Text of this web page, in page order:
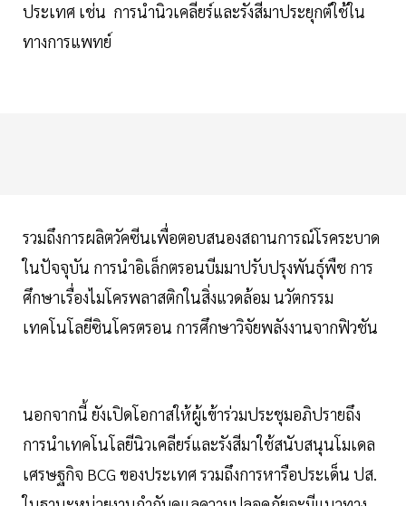
ประเทศ เช่น การนำนิวเคลียร์และรังสีมาประยุกต์ใช้ใน
ทางการแพทย์
รวมถึงการผลิตวัคซีนเพื่อตอบสนองสถานการณ์โรคระบาด
ในปัจจุบัน การนำอิเล็กตรอนบีมมาปรับปรุงพันธุ์พืช การ
ศึกษาเรื่องไมโครพลาสติกในสิ่งแวดล้อม นวัตกรรม
เทคโนโลยีซินโครตรอน การศึกษาวิจัยพลังงานจากฟิวชัน
นอกจากนี้ ยังเปิดโอกาสให้ผู้เข้าร่วมประชุมอภิปรายถึง
การนำเทคโนโลยีนิวเคลียร์และรังสีมาใช้สนับสนุนโมเดล
เศรษฐกิจ BCG ของประเทศ รวมถึงการหารือประเด็น ปส.